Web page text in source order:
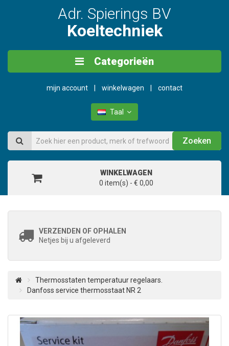
Adr. Spierings BV
Koeltechniek
Categorieën
mijn account winkelwagen contact
Taal
Zoeken
WINKELWAGEN
0 item(s) - € 0,00
VERZENDEN OF OPHALEN
Netjes bij u afgeleverd
Thermosstaten temperatuur regelaars.
Danfoss service thermosstaat NR 2